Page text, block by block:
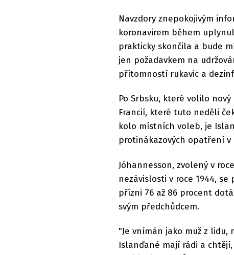
Navzdory znepokojivým
koronavirem během
prakticky skončila a bude
jen požadavkem na
přítomností rukavic a
Po Srbsku, které volilo
Francií, které tuto neděli
kolo místních voleb, je
protinákazových opatření v
Jóhannesson, zvolený v
nezávislosti v roce 1944,
přízni 76 až 86 procent
svým předchůdcem.
"Je vnímán jako muž z
Islanďané mají rádi a